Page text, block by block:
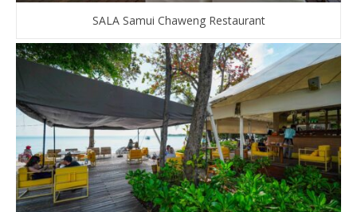
SALA Samui Chaweng Restaurant